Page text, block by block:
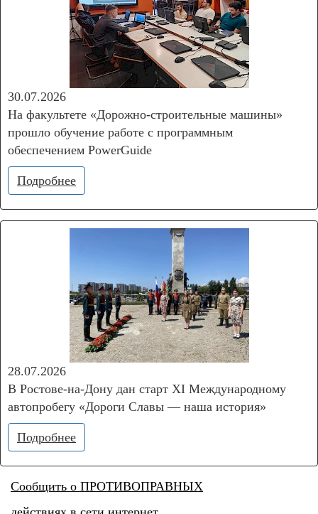
30.07.2026
На факультете «Дорожно‑строительные машины»
прошло обучение работе с программным
обеспечением PowerGuide
Подробнее
28.07.2026
В Ростове-на-Дону дан старт XI Международному
автопробегу «Дороги Славы — наша история»
Подробнее
Сообщить о ПРОТИВОПРАВНЫХ